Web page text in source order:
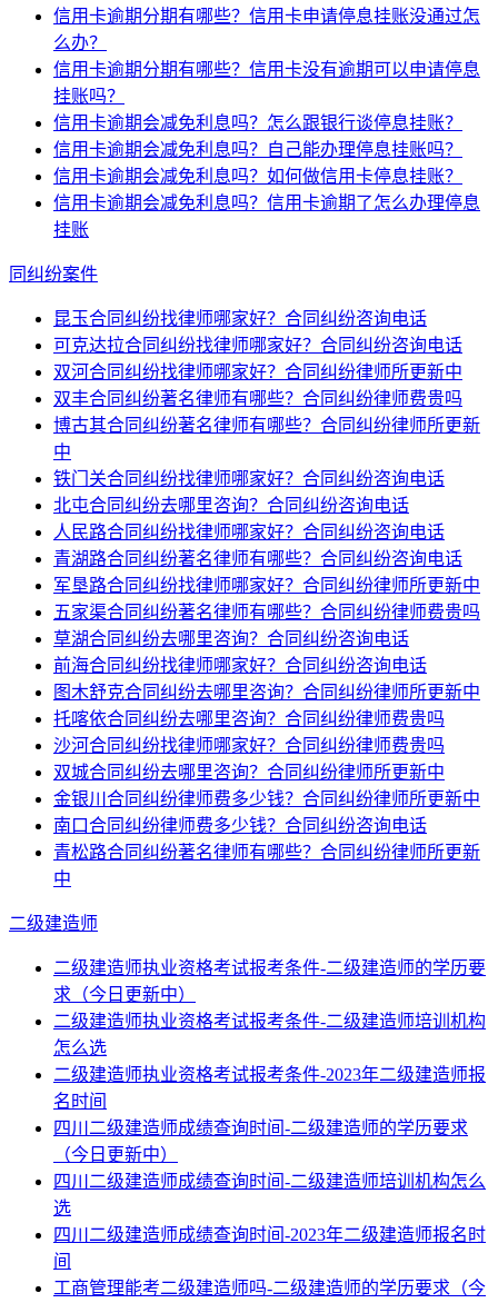
信用卡逾期分期有哪些？信用卡申请停息挂账没通过怎
么办？
信用卡逾期分期有哪些？信用卡没有逾期可以申请停息
挂账吗？
信用卡逾期会减免利息吗？怎么跟银行谈停息挂账？
信用卡逾期会减免利息吗？自己能办理停息挂账吗？
信用卡逾期会减免利息吗？如何做信用卡停息挂账？
信用卡逾期会减免利息吗？信用卡逾期了怎么办理停息
挂账
同纠纷案件
昆玉合同纠纷找律师哪家好？合同纠纷咨询电话
可克达拉合同纠纷找律师哪家好？合同纠纷咨询电话
双河合同纠纷找律师哪家好？合同纠纷律师所更新中
双丰合同纠纷著名律师有哪些？合同纠纷律师费贵吗
博古其合同纠纷著名律师有哪些？合同纠纷律师所更新
中
铁门关合同纠纷找律师哪家好？合同纠纷咨询电话
北屯合同纠纷去哪里咨询？合同纠纷咨询电话
人民路合同纠纷找律师哪家好？合同纠纷咨询电话
青湖路合同纠纷著名律师有哪些？合同纠纷咨询电话
军垦路合同纠纷找律师哪家好？合同纠纷律师所更新中
五家渠合同纠纷著名律师有哪些？合同纠纷律师费贵吗
草湖合同纠纷去哪里咨询？合同纠纷咨询电话
前海合同纠纷找律师哪家好？合同纠纷咨询电话
图木舒克合同纠纷去哪里咨询？合同纠纷律师所更新中
托喀依合同纠纷去哪里咨询？合同纠纷律师费贵吗
沙河合同纠纷找律师哪家好？合同纠纷律师费贵吗
双城合同纠纷去哪里咨询？合同纠纷律师所更新中
金银川合同纠纷律师费多少钱？合同纠纷律师所更新中
南口合同纠纷律师费多少钱？合同纠纷咨询电话
青松路合同纠纷著名律师有哪些？合同纠纷律师所更新
中
二级建造师
二级建造师执业资格考试报考条件-二级建造师的学历要
求（今日更新中）
二级建造师执业资格考试报考条件-二级建造师培训机构
怎么选
二级建造师执业资格考试报考条件-2023年二级建造师报
名时间
四川二级建造师成绩查询时间-二级建造师的学历要求
（今日更新中）
四川二级建造师成绩查询时间-二级建造师培训机构怎么
选
四川二级建造师成绩查询时间-2023年二级建造师报名时
间
工商管理能考二级建造师吗-二级建造师的学历要求（今